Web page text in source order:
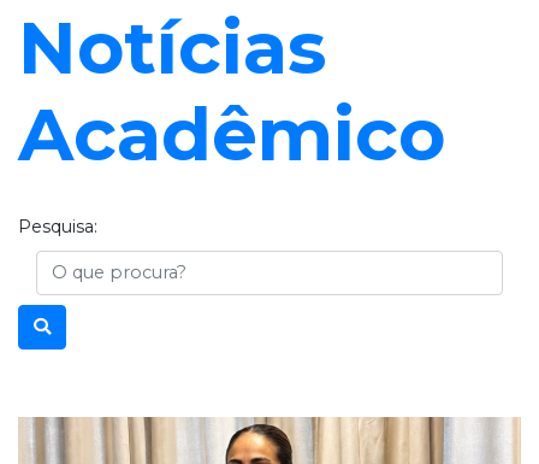
Notícias
Acadêmico
Pesquisa:
Busca